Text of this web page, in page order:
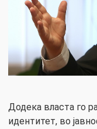
Додека власта го
идентитет, во